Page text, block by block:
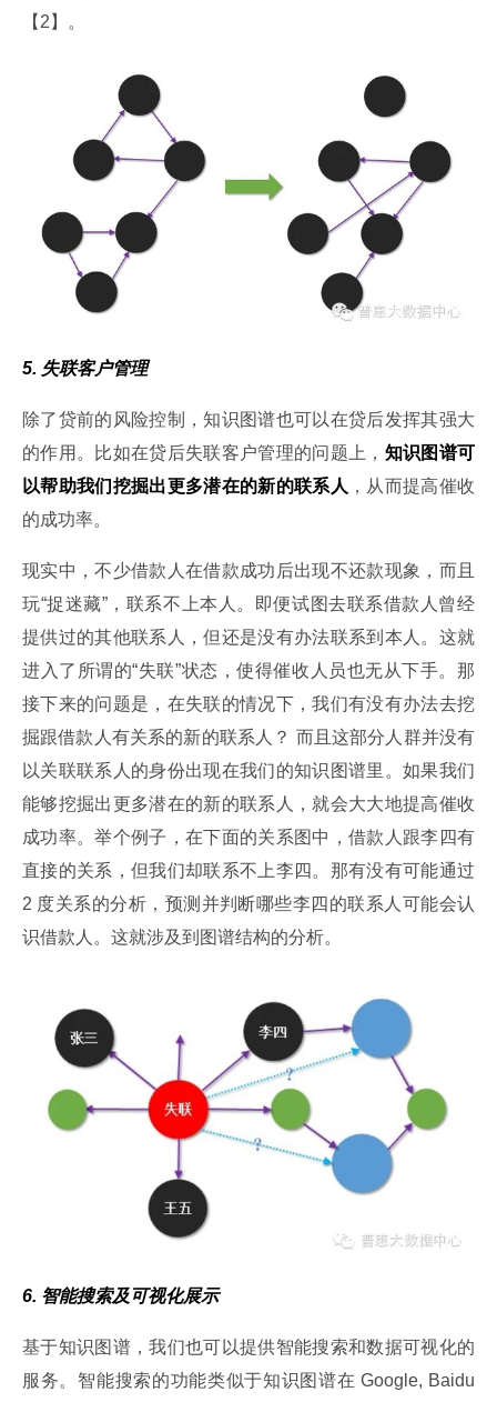
【2】。
5. 失联客户管理
除了贷前的风险控制，知识图谱也可以在贷后发挥其强大
的作用。比如在贷后失联客户管理的问题上， 知识图谱可
以帮助我们挖掘出更多潜在的新的联系人 ，从而提高催收
的成功率。
现实中，不少借款人在借款成功后出现不还款现象，而且
玩“捉迷藏”，联系不上本人。即便试图去联系借款人曾经
提供过的其他联系人，但还是没有办法联系到本人。这就
进入了所谓的“失联”状态，使得催收人员也无从下手。那
接下来的问题是，在失联的情况下，我们有没有办法去挖
掘跟借款人有关系的新的联系人？ 而且这部分人群并没有
以关联联系人的身份出现在我们的知识图谱里。如果我们
能够挖掘出更多潜在的新的联系人，就会大大地提高催收
成功率。举个例子，在下面的关系图中，借款人跟李四有
直接的关系，但我们却联系不上李四。那有没有可能通过
2 度关系的分析，预测并判断哪些李四的联系人可能会认
识借款人。这就涉及到图谱结构的分析。
6. 智能搜索及可视化展示
基于知识图谱，我们也可以提供智能搜索和数据可视化的
服务。智能搜索的功能类似于知识图谱在 Google, Baidu